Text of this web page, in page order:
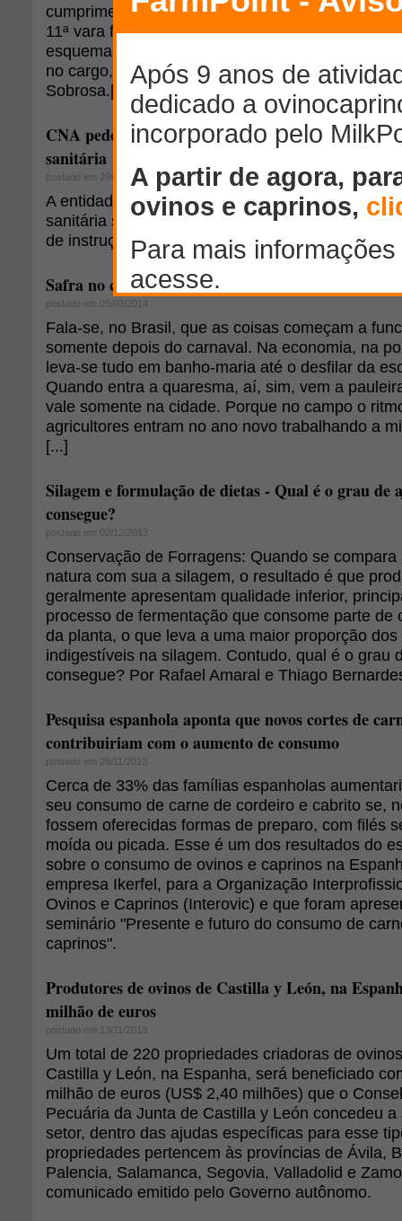
cumprimento à ordem do juiz federal José Paulo
11ª vara federal de Porto Alegre, por suspeita de
esquema de corrupção investigado pela
no cargo, Signor foi afastado junto com o
Sobrosa.[...]
CNA pede publicação imediata do novo
sanitária
postado em 29/01/2015
A entidade defende que as mudanças nas
sanitária solicitadas por cada setor podem ser
de instrução normativa.[...]
Safra no carnaval
postado em 05/03/2014
Fala-se, no Brasil, que as coisas começam a
somente depois do carnaval. Na economia, na
leva-se tudo em banho-maria até o desfilar da
Quando entra a quaresma, aí, sim, vem a
vale somente na cidade. Porque no campo o
agricultores entram no ano novo trabalhando a
[...]
Silagem e formulação de dietas - Qual é o grau de
consegue?
postado em 02/12/2013
Conservação de Forragens: Quando se
natura com sua a silagem, o resultado é que
geralmente apresentam qualidade inferior,
processo de fermentação que consome parte de
da planta, o que leva a uma maior proporção
indigestíveis na silagem. Contudo, qual é o grau
consegue? Por Rafael Amaral e Thiago
Pesquisa espanhola aponta que novos cortes de
contribuiriam com o aumento de consumo
postado em 26/11/2013
Cerca de 33% das famílias espanholas
seu consumo de carne de cordeiro e cabrito se,
fossem oferecidas formas de preparo, com filés
moída ou picada. Esse é um dos resultados do
sobre o consumo de ovinos e caprinos na
empresa Ikerfel, para a Organização
Ovinos e Caprinos (Interovic) e que foram
seminário "Presente e futuro do consumo de
caprinos".
Produtores de ovinos de Castilla y León, na
milhão de euros
postado em 13/11/2013
Um total de 220 propriedades criadoras de
Castilla y León, na Espanha, será beneficiado
milhão de euros (US$ 2,40 milhões) que o
Pecuária da Junta de Castilla y León concedeu
setor, dentro das ajudas específicas para esse
propriedades pertencem às províncias de Ávila,
Palencia, Salamanca, Segovia, Valladolid e
comunicado emitido pelo Governo autônomo.